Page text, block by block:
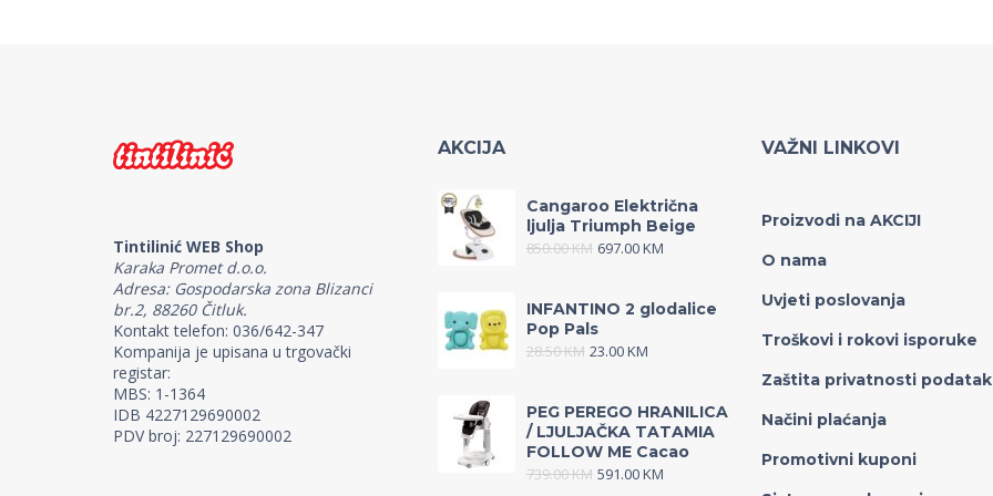
Tintilinić WEB Shop
Karaka Promet d.o.o.
Adresa: Gospodarska zona Blizanci
br.2, 88260 Čitluk.
Kontakt telefon: 036/642-347
Kompanija je upisana u trgovački
registar:
MBS: 1-1364
IDB 4227129690002
PDV broj: 227129690002
AKCIJA
Cangaroo Električna
ljulja Triumph Beige
850.00KM 697.00KM
INFANTINO 2 glodalice
Pop Pals
28.50KM 23.00KM
PEG PEREGO HRANILICA
/ LJULJAČKA TATAMIA
FOLLOW ME Cacao
739.00KM 591.00KM
VAŽNI LINKOVI
Proizvodi na AKCIJI
O nama
Uvjeti poslovanja
Troškovi i rokovi isporuke
Zaštita privatnosti
Načini plaćanja
Promotivni kuponi